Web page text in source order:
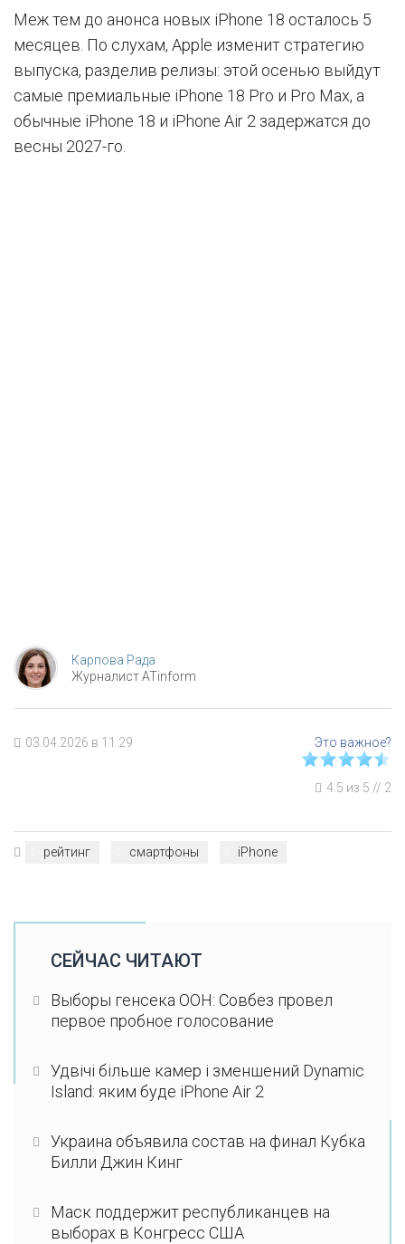
Меж тем до анонса новых iPhone 18 осталось 5
месяцев. По слухам, Apple изменит стратегию
выпуска, разделив релизы: этой осенью выйдут
самые премиальные iPhone 18 Pro и Pro Max, а
обычные iPhone 18 и iPhone Air 2 задержатся до
весны 2027-го.
Карпова Рада
Журналист ATinform
03.04.2026 в 11:29
4.5 из 5 // 2
рейтинг смартфоны iPhone
СЕЙЧАС ЧИТАЮТ
Выборы генсека ООН: Совбез провел
первое пробное голосование
Удвічі більше камер і зменшений Dynamic
Island: яким буде iPhone Air 2
Украина объявила состав на финал Кубка
Билли Джин Кинг
Маск поддержит республиканцев на
выборах в Конгресс США